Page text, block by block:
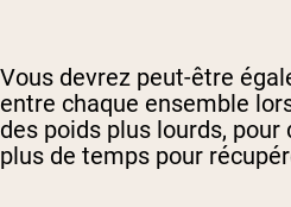
Vous devrez peut-être
entre chaque ensemble
des poids plus lourds,
plus de temps pour